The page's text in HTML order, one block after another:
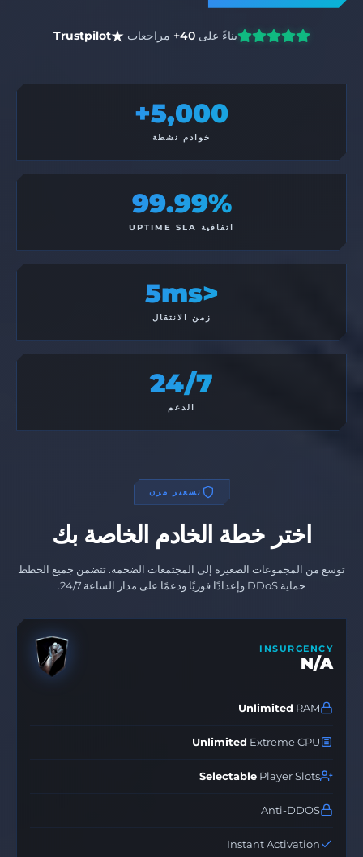
بناءً على40+ مراجعات Trustpilot
5,000+
خوادم نشطة
99.99%
اتفاقية UPTIME SLA
<5ms
زمن الانتقال
24/7
الدعم
تسعير مرن
اختر خطة الخادم الخاصة بك
توسع من المجموعات الصغيرة إلى المجتمعات الضخمة. تتضمن جميع الخطط
حماية DDoS وإعدادًا فوريًا ودعمًا على مدار الساعة 24/7.
INSURGENCY
N/A
Unlimited RAM
Unlimited Extreme CPU
Selectable Player Slots
Anti-DDOS
Instant Activation